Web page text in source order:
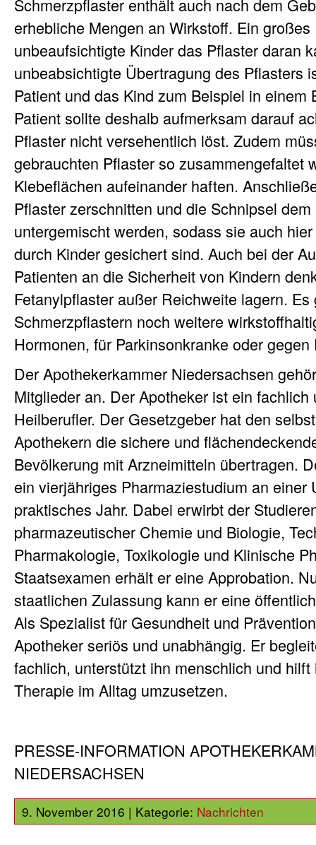
erhebliche Mengen an Wirkstoff. Ein
unbeaufsichtigte Kinder das Pflaster daran
unbeabsichtigte Übertragung des Pflasters
Patient und das Kind zum Beispiel in einem
Patient sollte deshalb aufmerksam darauf
Pflaster nicht versehentlich löst. Zudem
gebrauchten Pflaster so zusammengefaltet
Klebeflächen aufeinander haften.
Pflaster zerschnitten und die Schnipsel
untergemischt werden, sodass sie auch
durch Kinder gesichert sind. Auch bei der
Patienten an die Sicherheit von Kindern
Fetanylpflaster außer Reichweite lagern.
Schmerzpflastern noch weitere
Hormonen, für Parkinsonkranke oder
Der Apothekerkammer Niedersachsen
Mitglieder an. Der Apotheker ist ein fachlich
Heilberufler. Der Gesetzgeber hat den
Apothekern die sichere und
Bevölkerung mit Arzneimitteln übertragen.
ein vierjähriges Pharmaziestudium an einer
praktisches Jahr. Dabei erwirbt der
pharmazeutischer Chemie und Biologie,
Pharmakologie, Toxikologie und Klinische
Staatsexamen erhält er eine Approbation.
staatlichen Zulassung kann er eine
Als Spezialist für Gesundheit und
Apotheker seriös und unabhängig. Er
fachlich, unterstützt ihn menschlich und
Therapie im Alltag umzusetzen.
PRESSE-INFORMATION
NIEDERSACHSEN
9. November 2016 | Kategorie: Nachrichten